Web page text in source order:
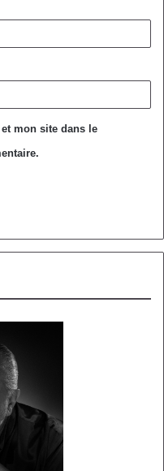
mon site dans le